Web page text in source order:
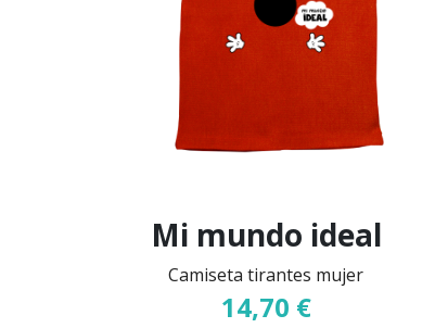
Mi mundo ideal
Camiseta tirantes mujer
14,70 €